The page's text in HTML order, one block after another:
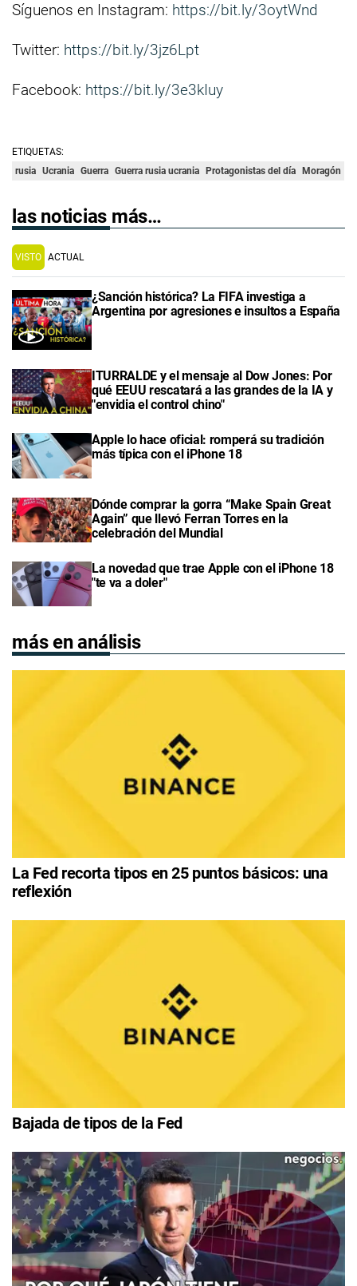
Síguenos en Instagram: https://bit.ly/3oytWnd
Twitter: https://bit.ly/3jz6Lpt
Facebook: https://bit.ly/3e3kIuy
ETIQUETAS:
rusia Ucrania Guerra Guerra rusia ucrania Protagonistas del día Moragón
las noticias más…
VISTO ACTUAL
¿Sanción histórica? La FIFA investiga a
Argentina por agresiones e insultos a España
ITURRALDE y el mensaje al Dow Jones: Por
qué EEUU rescatará a las grandes de la IA y
"envidia el control chino"
Apple lo hace oficial: romperá su tradición
más típica con el iPhone 18
Dónde comprar la gorra “Make Spain Great
Again” que llevó Ferran Torres en la
celebración del Mundial
La novedad que trae Apple con el iPhone 18
"te va a doler"
más en análisis
La Fed recorta tipos en 25 puntos básicos: una
reflexión
Bajada de tipos de la Fed